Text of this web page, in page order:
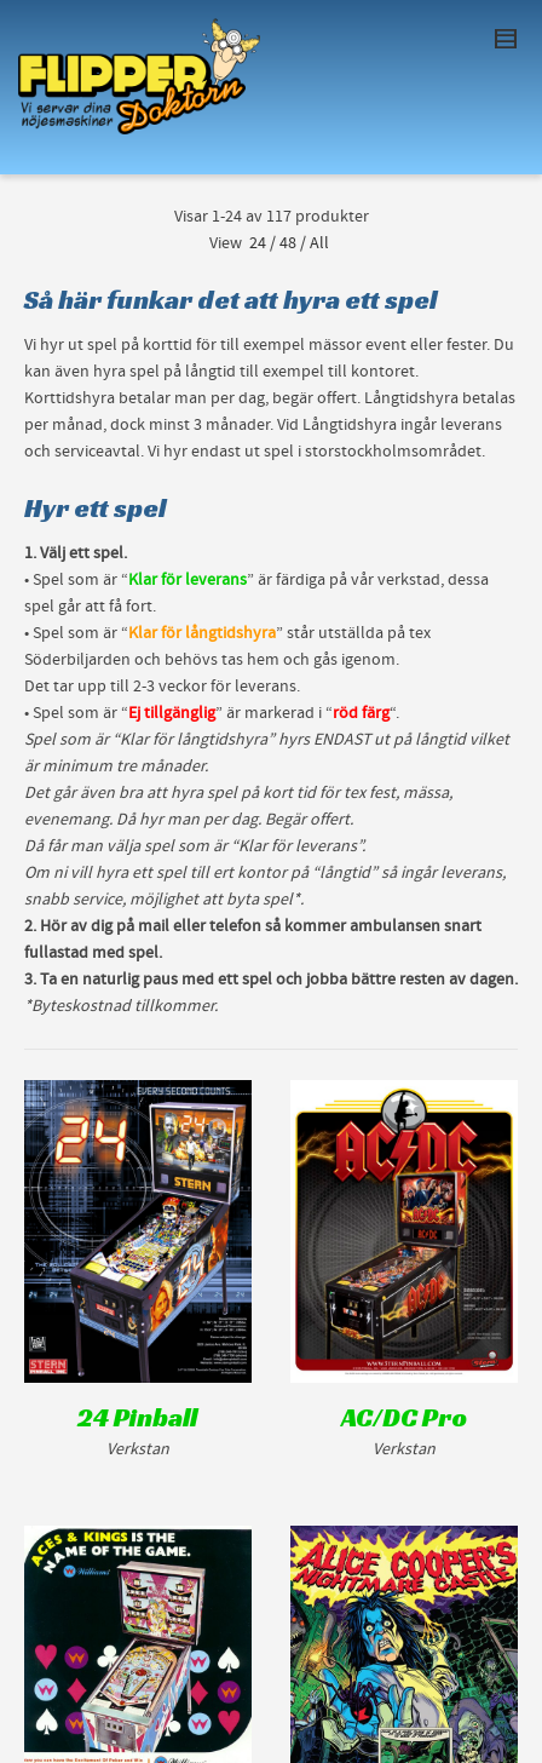
product
. Show
me thecolour
Visar 1-24 av 117 produkter
View 24/48/All
Så här funkar det att hyra ett spel
Vi hyr ut spel på korttid för till exempel mässor event eller fester. Du
kan även hyra spel på långtid till exempel till kontoret.
Korttidshyra betalar man per dag, begär offert. Långtidshyra betalas
per månad, dock minst 3 månader. Vid Långtidshyra ingår leverans
och serviceavtal. Vi hyr endast ut spel i storstockholmsområdet.
Hyr ett spel
1. Välj ett spel.
• Spel som är “Klar för leverans” är färdiga på vår verkstad, dessa
spel går att få fort.
• Spel som är “Klar för långtidshyra” står utställda på tex
Söderbiljarden och behövs tas hem och gås igenom.
Det tar upp till 2-3 veckor för leverans.
• Spel som är “Ej tillgänglig” är markerad i “röd färg“.
Spel som är “Klar för långtidshyra” hyrs ENDAST ut på långtid vilket
är minimum tre månader.
Det går även bra att hyra spel på kort tid för tex fest, mässa,
evenemang. Då hyr man per dag. Begär offert.
Då får man välja spel som är “Klar för leverans”.
Om ni vill hyra ett spel till ert kontor på “långtid” så ingår leverans,
snabb service, möjlighet att byta spel*.
2. Hör av dig på mail eller telefon så kommer ambulansen snart
fullastad med spel.
3. Ta en naturlig paus med ett spel och jobba bättre resten av dagen.
*Byteskostnad tillkommer.
24 Pinball
Verkstan
AC/DC Pro
Verkstan